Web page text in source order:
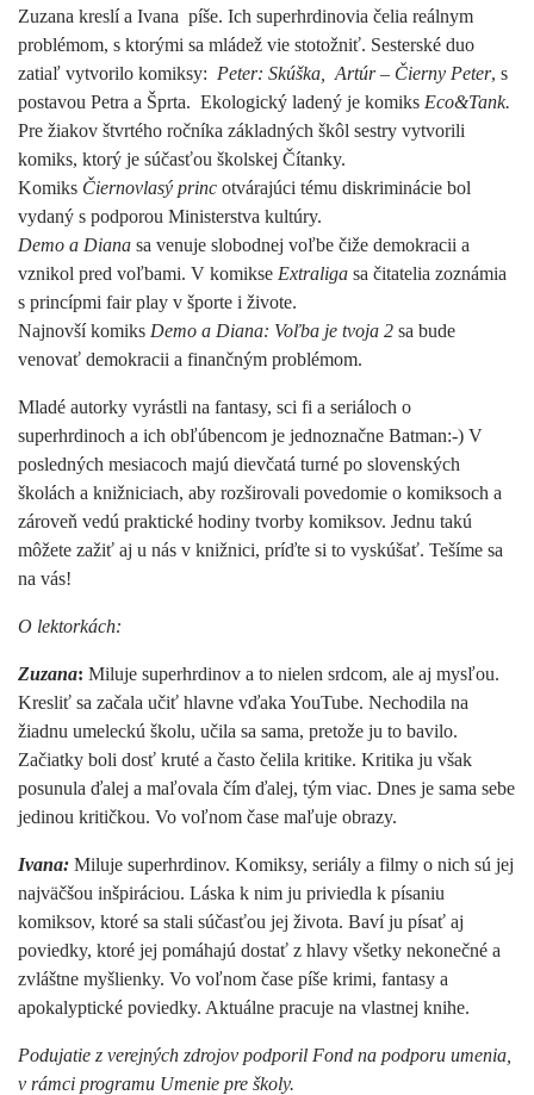
Zuzana kreslí a Ivana píše. Ich superhrdinovia čelia reálnym
problémom, s ktorými sa mládež vie stotožniť. Sesterské duo
zatiaľ vytvorilo komiksy: Peter: Skúška, Artúr – Čierny Peter, s
postavou Petra a Šprta. Ekologický ladený je komiks Eco&Tank.
Pre žiakov štvrtého ročníka základných škôl sestry vytvorili
komiks, ktorý je súčasťou školskej Čítanky.
Komiks Čiernovlasý princ otvárajúci tému diskriminácie bol
vydaný s podporou Ministerstva kultúry.
Demo a Diana sa venuje slobodnej voľbe čiže demokracii a
vznikol pred voľbami. V komikse Extraliga sa čitatelia zoznámia
s princípmi fair play v športe i živote.
Najnovší komiks Demo a Diana: Voľba je tvoja 2 sa bude
venovať demokracii a finančným problémom.
Mladé autorky vyrástli na fantasy, sci fi a seriáloch o
superhrdinoch a ich obľúbencom je jednoznačne Batman:-) V
posledných mesiacoch majú dievčatá turné po slovenských
školách a knižniciach, aby rozširovali povedomie o komiksoch a
zároveň vedú praktické hodiny tvorby komiksov. Jednu takú
môžete zažiť aj u nás v knižnici, príďte si to vyskúšať. Tešíme sa
na vás!
O lektorkách:
Zuzana: Miluje superhrdinov a to nielen srdcom, ale aj mysľou.
Kresliť sa začala učiť hlavne vďaka YouTube. Nechodila na
žiadnu umeleckú školu, učila sa sama, pretože ju to bavilo.
Začiatky boli dosť kruté a často čelila kritike. Kritika ju však
posunula ďalej a maľovala čím ďalej, tým viac. Dnes je sama sebe
jedinou kritičkou. Vo voľnom čase maľuje obrazy.
Ivana: Miluje superhrdinov. Komiksy, seriály a filmy o nich sú jej
najväčšou inšpiráciou. Láska k nim ju priviedla k písaniu
komiksov, ktoré sa stali súčasťou jej života. Baví ju písať aj
poviedky, ktoré jej pomáhajú dostať z hlavy všetky nekonečné a
zvláštne myšlienky. Vo voľnom čase píše krimi, fantasy a
apokalyptické poviedky. Aktuálne pracuje na vlastnej knihe.
Podujatie z verejných zdrojov podporil Fond na podporu umenia,
v rámci programu Umenie pre školy.